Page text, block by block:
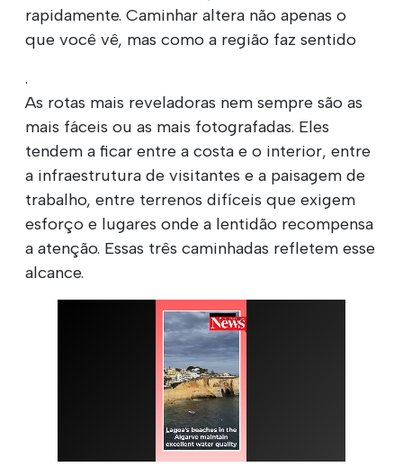
rapidamente. Caminhar altera não apenas o
que você vê, mas como a região faz sentido
.
As rotas mais reveladoras nem sempre são as
mais fáceis ou as mais fotografadas. Eles
tendem a ficar entre a costa e o interior, entre
a infraestrutura de visitantes e a paisagem de
trabalho, entre terrenos difíceis que exigem
esforço e lugares onde a lentidão recompensa
a atenção. Essas três caminhadas refletem esse
alcance.